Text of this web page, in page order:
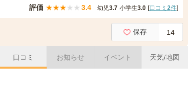
評価 ★★★★ ★ 3.4 幼児3.7 小学生3.0 [口コミ 2件]
保存 14
口コミ お知らせ イベント 天気/地図